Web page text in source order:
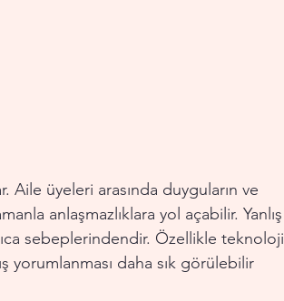
Aile üyeleri arasında duyguların ve
anlaşmazlıklara yol açabilir. Yanlış
sebeplerindendir. Özellikle teknoloji
yorumlanması daha sık görülebilir